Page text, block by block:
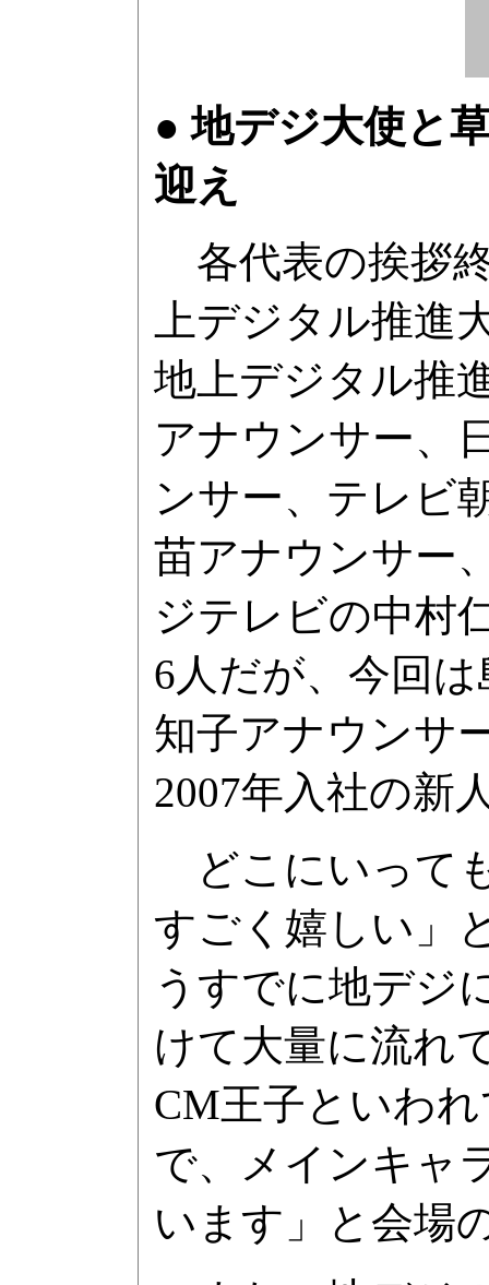
● 地デジ大使と
迎え
各代表の挨拶
上デジタル推進
地上デジタル推
アナウンサー、
ンサー、テレビ
苗アナウンサー
ジテレビの中村
6人だが、今回
知子アナウンサ
2007年入社の新
どこにいって
すごく嬉しい」
うすでに地デジ
けて大量に流れ
CM王子といわ
で、メインキャ
います」と会場